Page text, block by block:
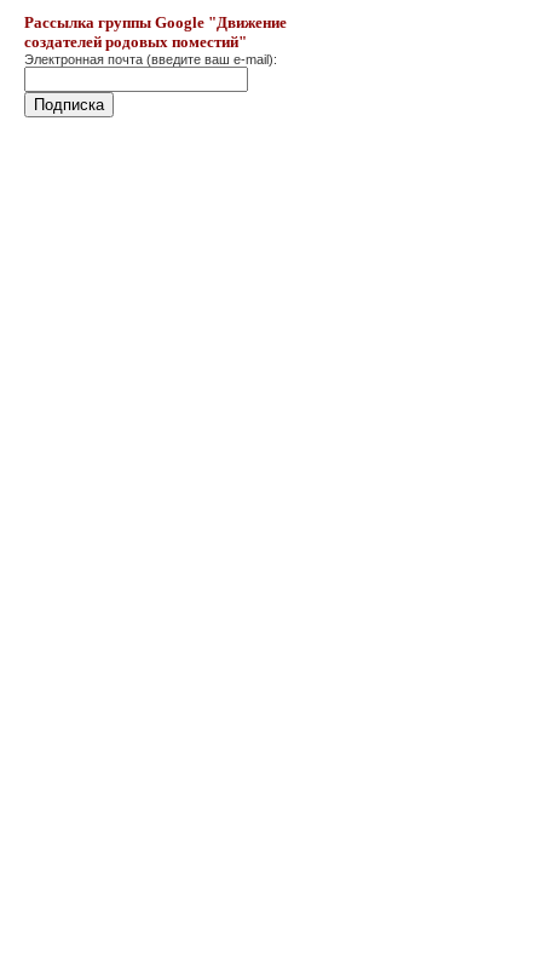
Рассылка группы Google "Движение
создателей родовых поместий"
Электронная почта (введите ваш e-mail):